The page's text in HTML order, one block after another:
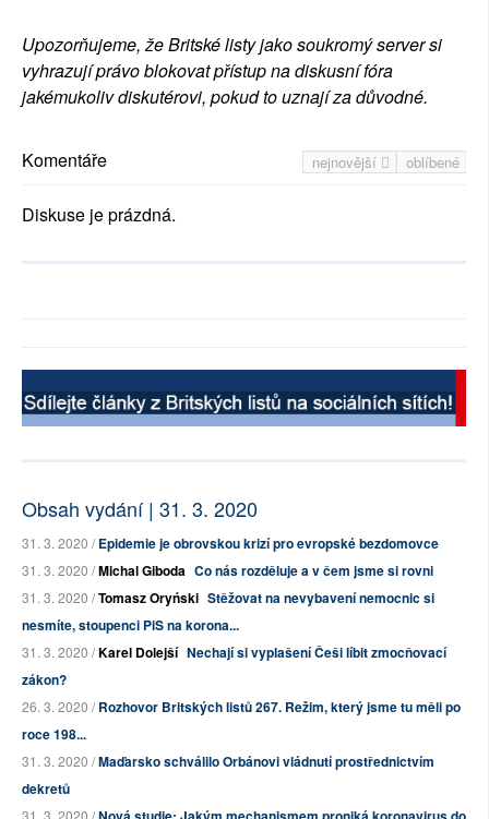
Upozorňujeme, že Britské listy jako soukromý server si
vyhrazují právo blokovat přístup na diskusní fóra
jakémukoliv diskutérovi, pokud to uznají za důvodné.
nejnovější oblíbené
Komentáře
Diskuse je prázdná.
Obsah vydání | 31. 3. 2020
31. 3. 2020 /Epidemie je obrovskou krizí pro evropské bezdomovce
31. 3. 2020 /Michal Giboda Co nás rozděluje a v čem jsme si rovni
31. 3. 2020 /Tomasz Oryński Stěžovat na nevybavení nemocnic si
nesmíte, stoupenci PiS na korona...
31. 3. 2020 /Karel Dolejší Nechají si vyplašení Češi líbit zmocňovací
zákon?
26. 3. 2020 /Rozhovor Britských listů 267. Režim, který jsme tu měli po
roce 198...
31. 3. 2020 /Maďarsko schválilo Orbánovi vládnutí prostřednictvím
dekretů